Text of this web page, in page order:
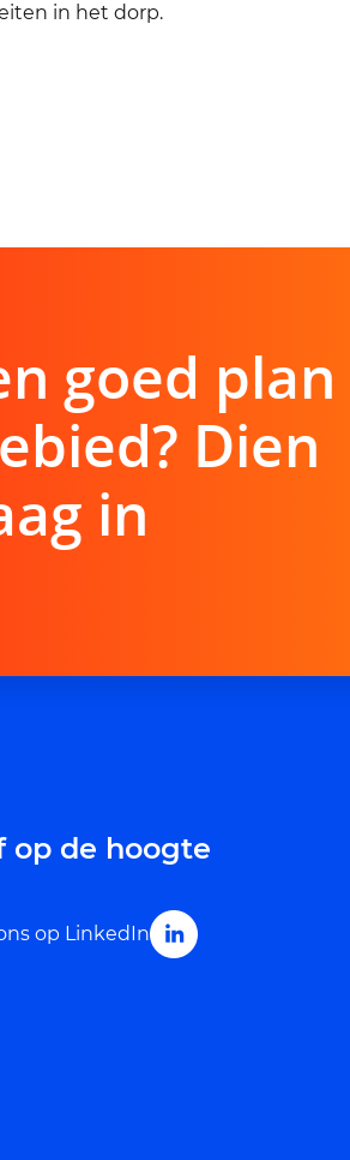
in het dorp.
goed plan
Dien
in
op de hoogte
op LinkedIn